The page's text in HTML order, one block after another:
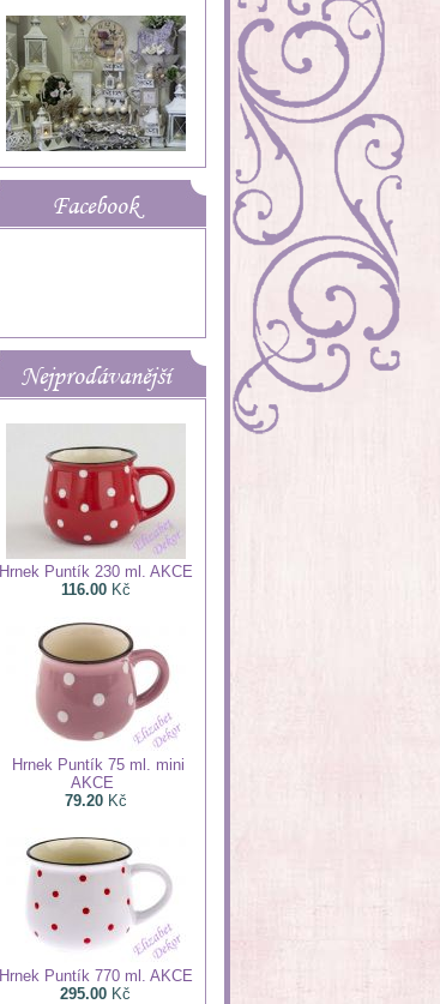
Facebook
Nejprodávanější
Hrnek Puntík 230 ml. AKCE
116.00Kč
Hrnek Puntík 75 ml. mini
AKCE
79.20Kč
Hrnek Puntík 770 ml. AKCE
295.00 Kč